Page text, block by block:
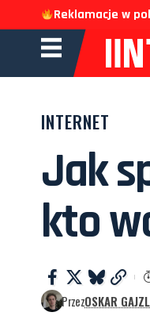
Reklamacje w
INTERNET
Jak
kto
PrzezOSKAR